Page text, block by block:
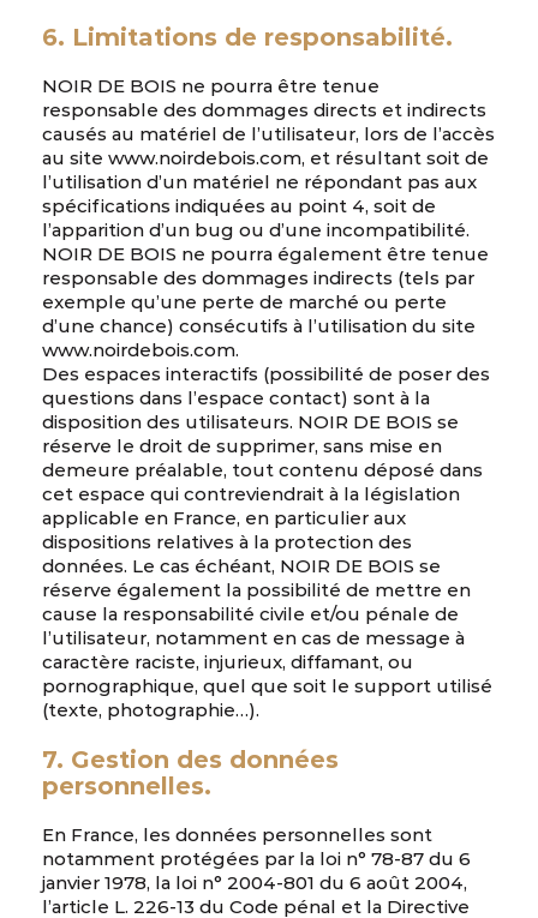
6. Limitations de responsabilité.
NOIR DE BOIS ne pourra être tenue
responsable des dommages directs et indirects
causés au matériel de l’utilisateur, lors de l’accès
au site www.noirdebois.com, et résultant soit de
l’utilisation d’un matériel ne répondant pas aux
spécifications indiquées au point 4, soit de
l’apparition d’un bug ou d’une incompatibilité.
NOIR DE BOIS ne pourra également être tenue
responsable des dommages indirects (tels par
exemple qu’une perte de marché ou perte
d’une chance) consécutifs à l’utilisation du site
www.noirdebois.com.
Des espaces interactifs (possibilité de poser des
questions dans l’espace contact) sont à la
disposition des utilisateurs. NOIR DE BOIS se
réserve le droit de supprimer, sans mise en
demeure préalable, tout contenu déposé dans
cet espace qui contreviendrait à la législation
applicable en France, en particulier aux
dispositions relatives à la protection des
données. Le cas échéant, NOIR DE BOIS se
réserve également la possibilité de mettre en
cause la responsabilité civile et/ou pénale de
l’utilisateur, notamment en cas de message à
caractère raciste, injurieux, diffamant, ou
pornographique, quel que soit le support utilisé
(texte, photographie…).
7. Gestion des données
personnelles.
En France, les données personnelles sont
notamment protégées par la loi n° 78-87 du 6
janvier 1978, la loi n° 2004-801 du 6 août 2004,
l’article L. 226-13 du Code pénal et la Directive